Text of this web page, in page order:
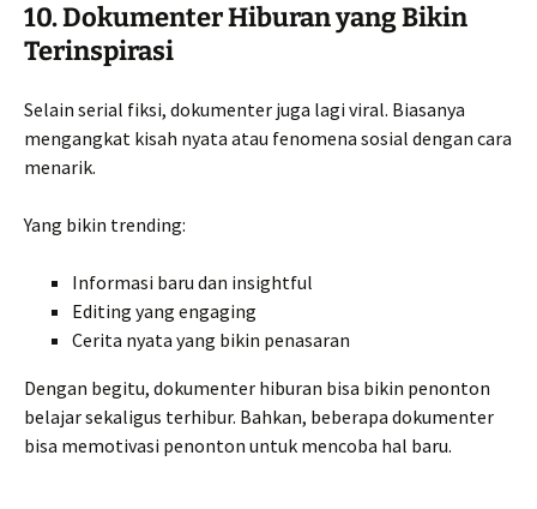
10. Dokumenter Hiburan yang Bikin
Terinspirasi
Selain serial fiksi, dokumenter juga lagi viral. Biasanya
mengangkat kisah nyata atau fenomena sosial dengan cara
menarik.
Yang bikin trending:
Informasi baru dan insightful
Editing yang engaging
Cerita nyata yang bikin penasaran
Dengan begitu, dokumenter hiburan bisa bikin penonton
belajar sekaligus terhibur. Bahkan, beberapa dokumenter
bisa memotivasi penonton untuk mencoba hal baru.